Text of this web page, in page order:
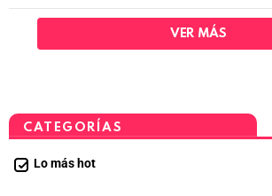
VER MÁS
CATEGORÍAS
Lo más hot